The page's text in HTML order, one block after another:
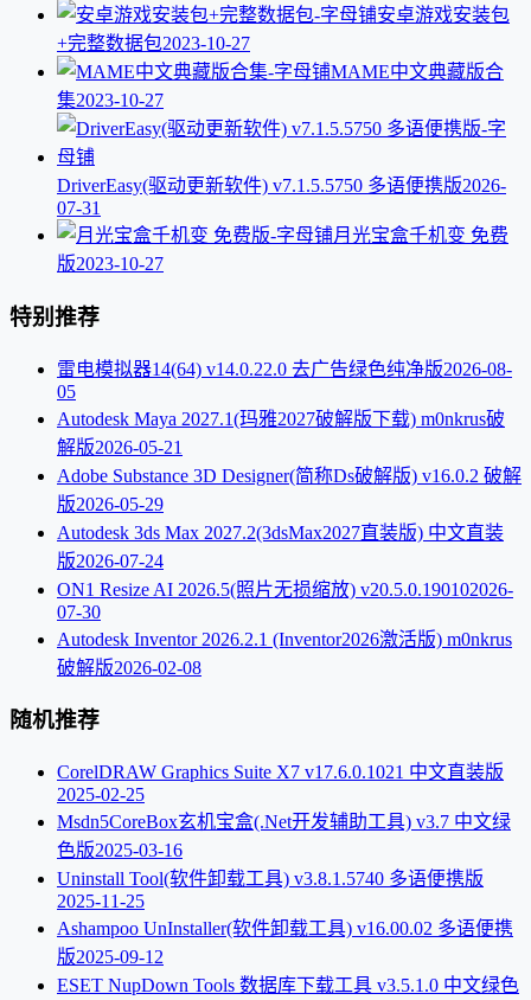
安卓游戏安装包
+完整数据包2023-10-27
MAME中文典藏版合
集2023-10-27
DriverEasy(驱动更新软件) v7.1.5.5750 多语便携版2026-
07-31
月光宝盒千机变 免费
版2023-10-27
特别推荐
雷电模拟器14(64) v14.0.22.0 去广告绿色纯净版2026-08-
05
Autodesk Maya 2027.1(玛雅2027破解版下载) m0nkrus破
解版2026-05-21
Adobe Substance 3D Designer(简称Ds破解版) v16.0.2 破解
版2026-05-29
Autodesk 3ds Max 2027.2(3dsMax2027直装版) 中文直装
版2026-07-24
ON1 Resize AI 2026.5(照片无损缩放) v20.5.0.190102026-
07-30
Autodesk Inventor 2026.2.1 (Inventor2026激活版) m0nkrus
破解版2026-02-08
随机推荐
CorelDRAW Graphics Suite X7 v17.6.0.1021 中文直装版
2025-02-25
Msdn5CoreBox玄机宝盒(.Net开发辅助工具) v3.7 中文绿
色版2025-03-16
Uninstall Tool(软件卸载工具) v3.8.1.5740 多语便携版
2025-11-25
Ashampoo UnInstaller(软件卸载工具) v16.00.02 多语便携
版2025-09-12
ESET NupDown Tools 数据库下载工具 v3.5.1.0 中文绿色